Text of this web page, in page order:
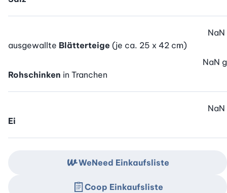
ausgewallte Blätterteige (je ca. 25 x 42 cm)
NaN
Rohschinken in Tranchen
NaN g
Ei
NaN
WeNeed Einkaufsliste
Coop Einkaufsliste